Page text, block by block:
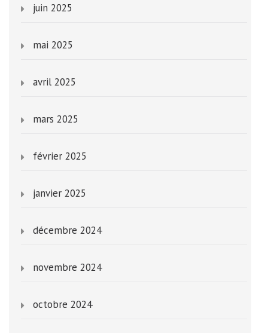
juin 2025
mai 2025
avril 2025
mars 2025
février 2025
janvier 2025
décembre 2024
novembre 2024
octobre 2024